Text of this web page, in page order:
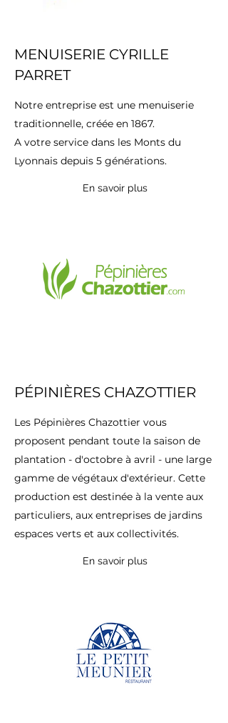
MENUISERIE CYRILLE
PARRET
Notre entreprise est une menuiserie
traditionnelle, créée en 1867.
A votre service dans les Monts du
Lyonnais depuis 5 générations.
En savoir plus
PÉPINIÈRES CHAZOTTIER
Les Pépinières Chazottier vous
proposent pendant toute la saison de
plantation - d'octobre à avril - une large
gamme de végétaux d'extérieur. Cette
production est destinée à la vente aux
particuliers, aux entreprises de jardins
espaces verts et aux collectivités.
En savoir plus